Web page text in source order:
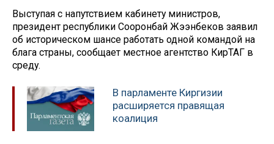
Выступая с напутствием кабинету министров,
президент республики Сооронбай Жээнбеков заявил
об историческом шансе работать одной командой на
блага страны, сообщает местное агентство КирТАГ в
среду.
В парламенте Киргизии
расширяется правящая
коалиция